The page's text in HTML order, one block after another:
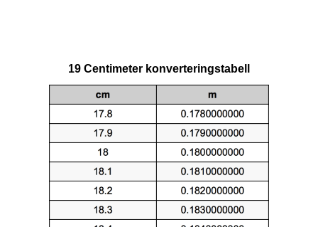
19 Centimeter konverteringstabell